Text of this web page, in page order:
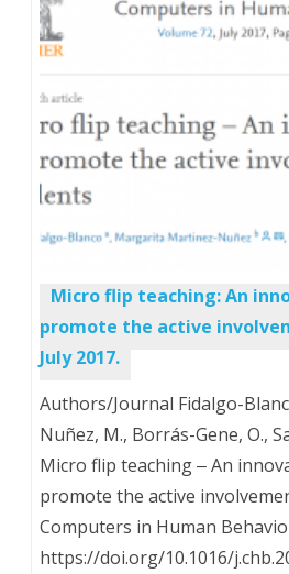
Micro flip teaching: An
promote the active
July 2017.
Authors/Journal Fidalgo-
Nuñez, M., Borrás-Gene, O.,
Micro flip teaching ‒ An
promote the active
Computers in Human
https://doi.org/10.1016/